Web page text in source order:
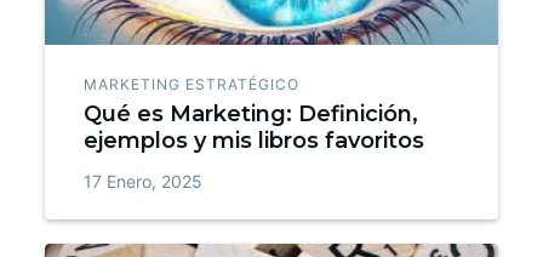
MARKETING ESTRATÉGICO
Qué es Marketing: Definición,
ejemplos y mis libros favoritos
17 Enero, 2025